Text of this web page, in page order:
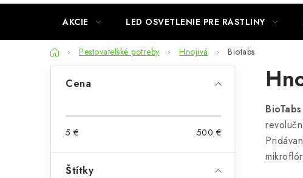
AKCIE LED OSVETLENIE PRE RASTLINY
DomovPestovateľské potreby Hnojivá Biotabs
n
Cena
5 € 500 €
Štítky
BioTabs